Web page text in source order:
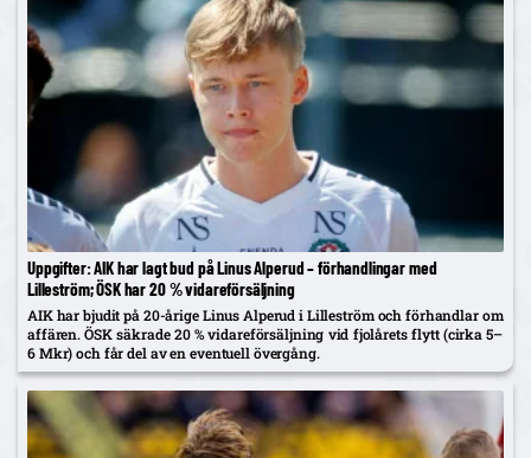
Uppgifter: AIK har lagt bud på Linus Alperud – förhandlingar med
Lilleström; ÖSK har 20 % vidareförsäljning
AIK har bjudit på 20-årige Linus Alperud i Lilleström och förhandlar om
affären. ÖSK säkrade 20 % vidareförsäljning vid fjolårets flytt (cirka 5–
6 Mkr) och får del av en eventuell övergång.